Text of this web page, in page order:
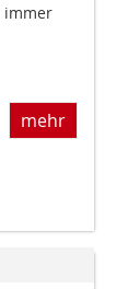
immer
mehr